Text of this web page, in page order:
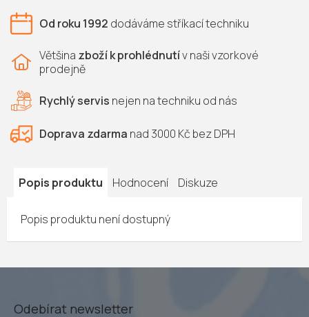
Od roku 1992 dodáváme stříkací techniku
Většina zboží k prohlédnutív naši vzorkové
prodejně
Rychlý servis nejen natechniku od nás
Doprava zdarma nad 3000 Kč bez DPH
Popis produktu Hodnocení Diskuze
Popis produktu není dostupný
Odebírat newsletter